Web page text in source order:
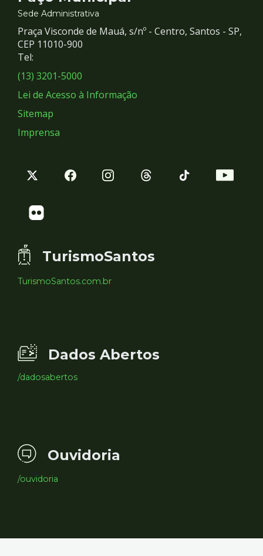
e
Redes
Sociais
Sede Administrativa
Praça Visconde de Mauá, s/nº - Centro, Santos - SP,
CEP 11010-900
Tel:
(13) 3201-5000
Lei de Acesso à Informação
Sitemap
Imprensa
TurismoSantos
TurismoSantos.com.br
Dados Abertos
/dadosabertos
Ouvidoria
/ouvidoria